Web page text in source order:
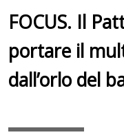
FOCUS. Il
portare il
dall’orlo del